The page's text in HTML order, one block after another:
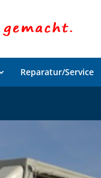
Reparatur/Service